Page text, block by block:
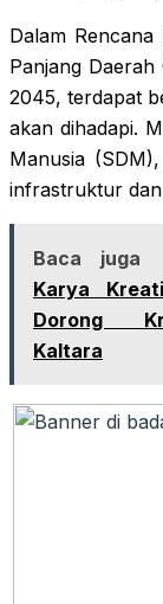
Dalam
Panjang Daerah
2045, terdapat
akan dihadapi.
Manusia
infrastruktur
Baca juga
Karya
Dorong
Kaltara